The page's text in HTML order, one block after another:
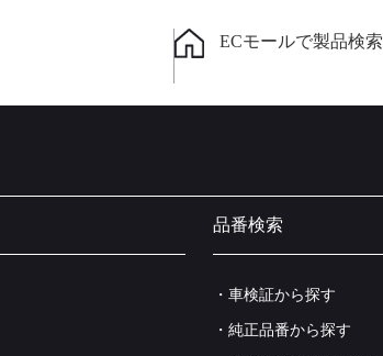
ECモールで製品検索
品番検索
・車検証から探す
・純正品番から探す